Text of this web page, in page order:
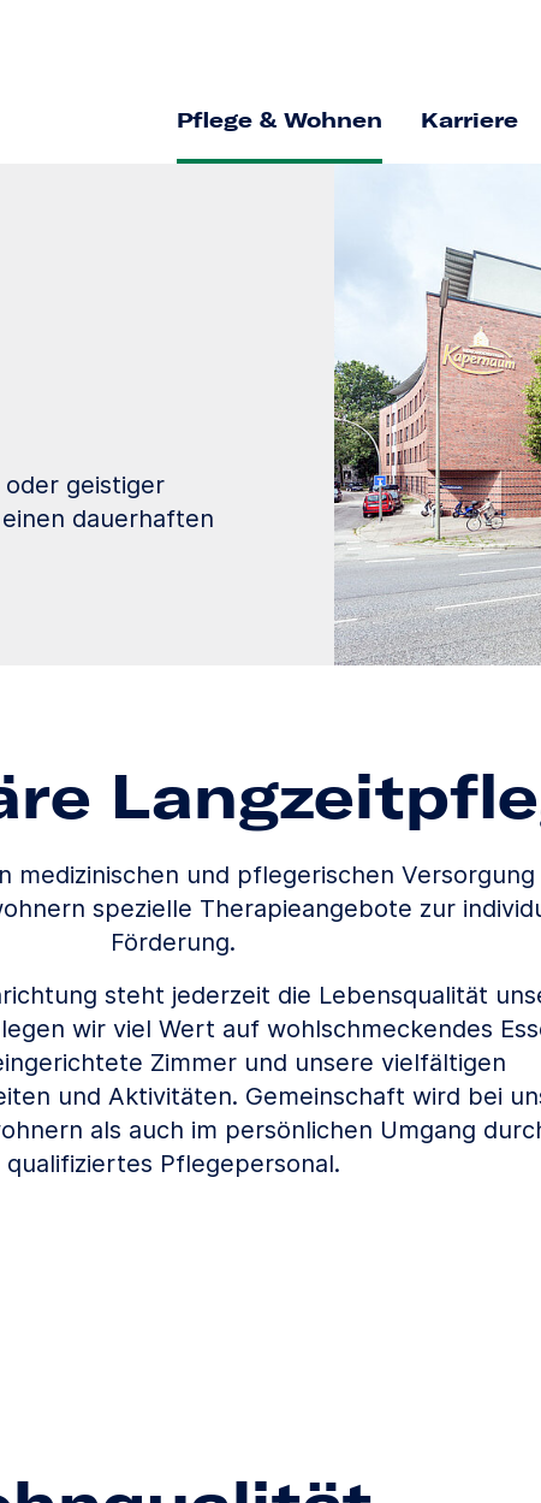
Pflege & Wohnen Karriere
geistiger
dauerhaften
medizinischen und pflegerischen
spezielle Therapieangebote zur
Förderung.
steht jederzeit die Lebensqualität
wir viel Wert auf wohlschmeckendes
Zimmer und unsere vielfältigen
und Aktivitäten. Gemeinschaft wird bei
als auch im persönlichen Umgang
qualifiziertes Pflegepersonal.